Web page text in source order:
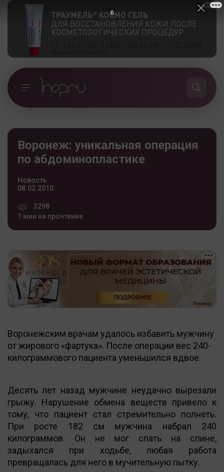
Воронеж: уникальная операция
по абдоминопластике
Новость
08.02.2010
3298
1 мин на прочтение
Воронежским врачам удалось избавить мужчину
от жирового «фартука». После операции вес 240-
килограммового пациента уменьшился вдвое.
Десять лет назад мужчине неудачно вырезали
грыжу. Нарушение обмена веществ привело к
тому, что пациент стал стремительно полнеть.
При росте 182 см мужчина набрал 240
килограммов. Он не мог спать на спине,
задыхался при ходьбе, любая работа
превращалась для него в мучительную пытку.
5